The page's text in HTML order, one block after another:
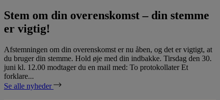
Stem om din overenskomst – din stemme
er vigtig!
Afstemningen om din overenskomst er nu åben, og det er vigtigt, at
du bruger din stemme. Hold øje med din indbakke. Tirsdag den 30.
juni kl. 12.00 modtager du en mail med: To protokollater Et
forklare...
Se alle nyheder